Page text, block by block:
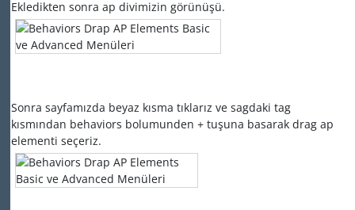
Ekledikten sonra ap divimizin görünüşü.
Sonra sayfamızda beyaz kısma tıklarız ve sagdaki tag
kısmından behaviors bolumunden + tuşuna basarak drag ap
elementi seçeriz.